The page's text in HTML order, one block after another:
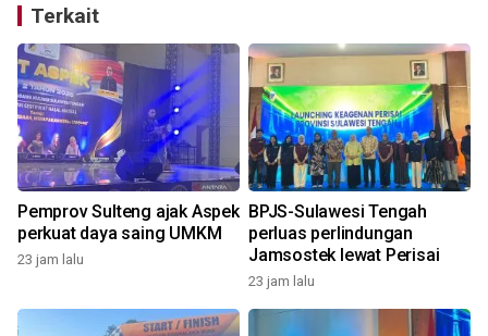
Terkait
Pemprov Sulteng ajak Aspek
perkuat daya saing UMKM
23 jam lalu
BPJS-Sulawesi Tengah
perluas perlindungan
Jamsostek lewat Perisai
23 jam lalu